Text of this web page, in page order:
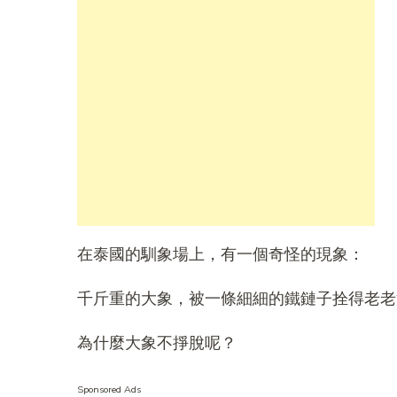
在泰國的馴象場上，有一個奇怪的現象：
千斤重的大象，被一條細細的鐵鏈子拴得老
為什麼大象不掙脫呢？
Sponsored Ads